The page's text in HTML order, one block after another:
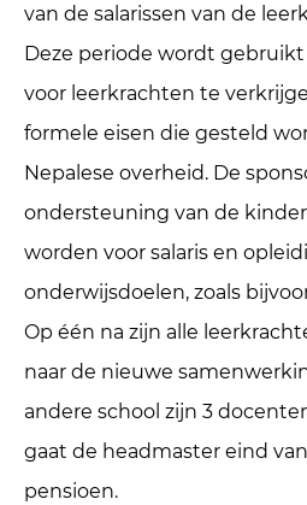
van de salarissen van de
Deze periode wordt
voor leerkrachten te
formele eisen die gesteld
Nepalese overheid. De
ondersteuning van de
worden voor salaris en
onderwijsdoelen, zoals
Op één na zijn alle
naar de nieuwe
andere school zijn 3
gaat de headmaster eind
pensioen.